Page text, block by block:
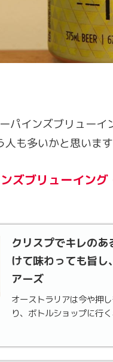
パインズブリュー
も多いかと思います
ズブリューイン
クリスプでキレの
けて味わっても旨
アーズ
オーストラリアは今や押
り、ボトルショップに行